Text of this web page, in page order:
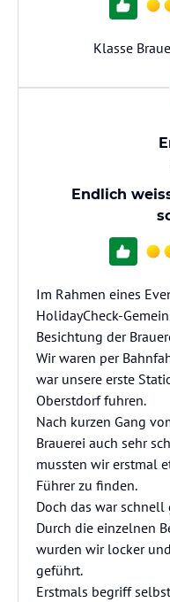
Klasse
Endlich
Im Rahmen eines
HolidayCheck-
Besichtung der
Wir waren per
war unsere erste
Oberstdorf fuhren.
Nach kurzen Gang
Brauerei auch sehr
mussten wir erstmal
Führer zu finden.
Doch das war
Durch die einzelnen
wurden wir locker
geführt.
Erstmals begriff